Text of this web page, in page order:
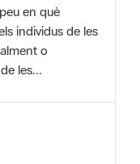
les...
de